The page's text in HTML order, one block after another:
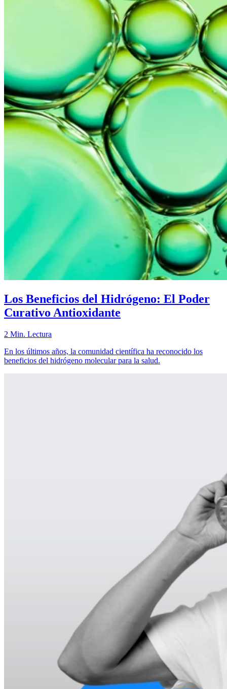
Los Beneficios del Hidrógeno: El Poder
Curativo Antioxidante
2 Min. Lectura
En los últimos años, la comunidad científica ha reconocido los
beneficios del hidrógeno molecular para la salud.